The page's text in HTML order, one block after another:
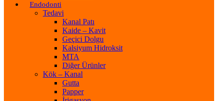
Endodonti
Tedavi
Kanal Patı
Kaide – Kavit
Geçici Dolgu
Kalsiyum Hidroksit
MTA
Diğer Ürünler
Kök – Kanal
Gutta
Papper